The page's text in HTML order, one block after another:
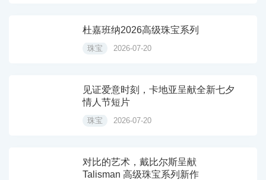
杜嘉班纳2026高级珠宝系列
珠宝 2026-07-20
见证爱意时刻，卡地亚呈献全新七夕
情人节短片
珠宝 2026-07-20
对比的艺术，戴比尔斯呈献
Talisman 高级珠宝系列新作